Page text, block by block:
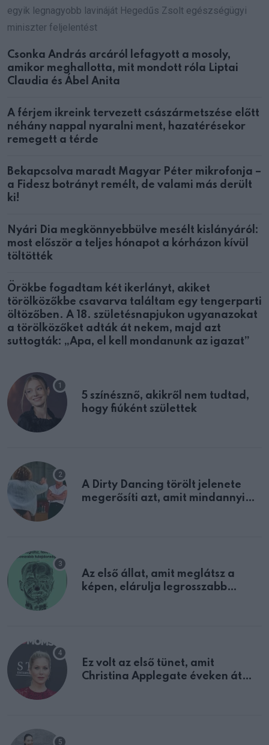
egyik legnagyobb lavináját Hegedűs Zsolt egészségügyi
miniszter feljelentést
Csonka András arcáról lefagyott a mosoly,
amikor meghallotta, mit mondott róla Liptai
Claudia és Ábel Anita
A férjem ikreink tervezett császármetszése előtt
néhány nappal nyaralni ment, hazatérésekor
remegett a térde
Bekapcsolva maradt Magyar Péter mikrofonja –
a Fidesz botrányt remélt, de valami más derült
ki!
Nyári Dia megkönnyebbülve mesélt kislányáról:
most először a teljes hónapot a kórházon kívül
töltötték
Örökbe fogadtam két ikerlányt, akiket
törölközőkbe csavarva találtam egy tengerparti
öltözőben. A 18. születésnapjukon ugyanazokat
a törölközőket adták át nekem, majd azt
suttogták: „Apa, el kell mondanunk az igazat”
5 színésznő, akikről nem tudtad,
hogy fiúként születtek
A Dirty Dancing törölt jelenete
megerősíti azt, amit mindannyian
Az első állat, amit meglátsz a
képen, elárulja legrosszabb
Ez volt az első tünet, amit
Christina Applegate éveken át